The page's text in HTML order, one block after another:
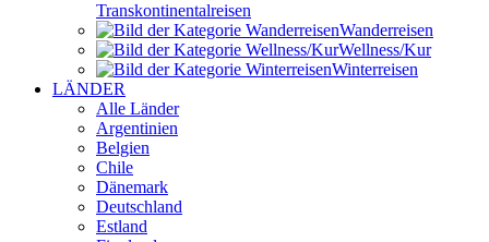
Transkontinental­reisen
Wander­reisen
Wellness/Kur
Winter­reisen
LÄNDER
Alle Länder
Argentinien
Belgien
Chile
Dänemark
Deutschland
Estland